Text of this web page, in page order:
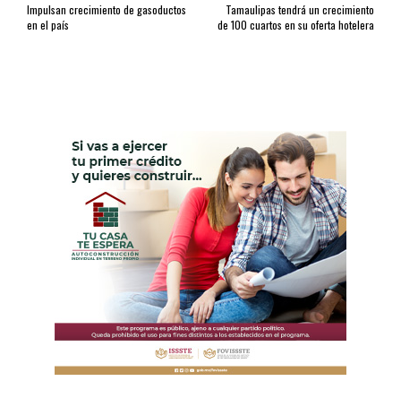
Impulsan crecimiento de gasoductos
en el país
Tamaulipas tendrá un crecimiento
de 100 cuartos en su oferta hotelera